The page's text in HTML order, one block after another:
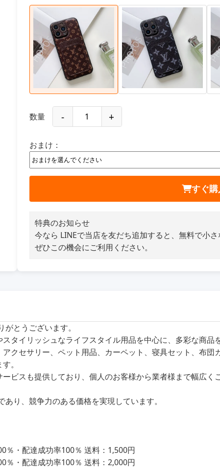
数量 - +
おまけ：
すぐ購
特典のお知らせ
今なら LINEで当店を友だち追加すると、無料で小さ
ぜひこの機会にご利用ください。
とうございます。
タイリッシュなライフスタイル用品を中心に、多彩な商品
クセサリー、ペット用品、カーペット、寝具セット、布団
。
ビスも提供しており、個人のお客様から業者様まで幅広く
り、競争力のある価格を実現しています。
％・配達成功率100％ 送料：1,500円
％・配達成功率100％ 送料：2,000円